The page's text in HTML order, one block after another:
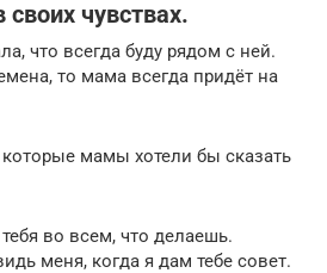
чувствах.
что всегда буду рядом с ней.
то мама всегда придёт на
мамы хотели бы сказать
во всем, что делаешь.
меня, когда я дам тебе совет.